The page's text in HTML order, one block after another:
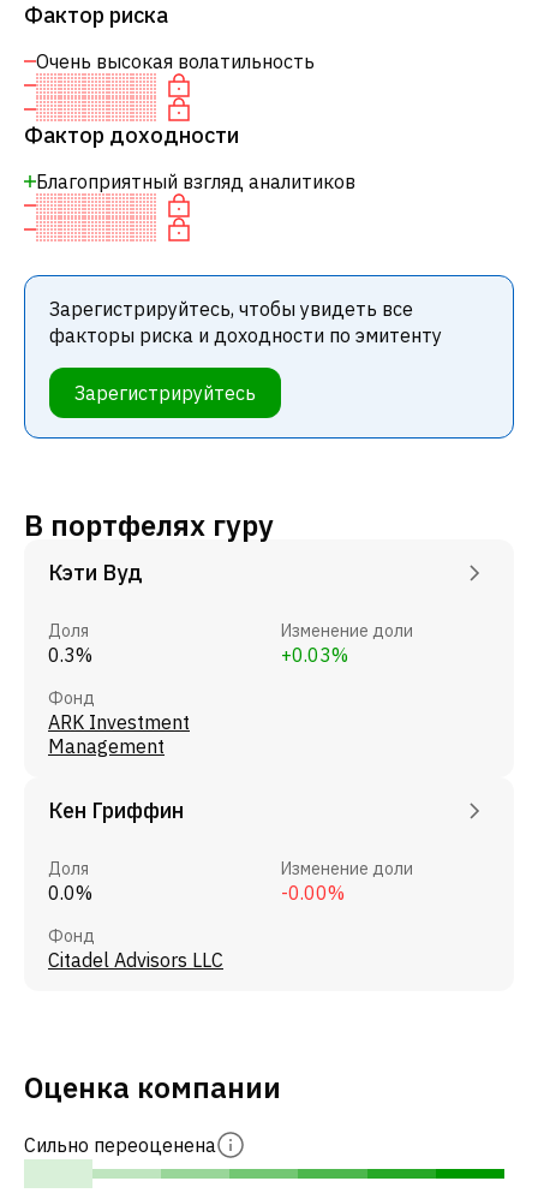
Фактор риска
Очень высокая волатильность
Фактор доходности
Благоприятный взгляд аналитиков
Зарегистрируйтесь, чтобы увидеть все
факторы риска и доходности по эмитенту
Зарегистрируйтесь
В портфелях гуру
Кэти Вуд
Доля
0.3%
Изменение доли
+0.03%
Фонд
ARK Investment
Management
Кен Гриффин
Доля
0.0%
Изменение доли
-0.00%
Фонд
Citadel Advisors LLC
Оценка компании
Сильно переоценена